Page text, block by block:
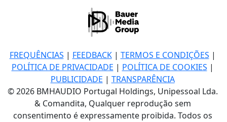
FREQUÊNCIAS | FEEDBACK| TERMOS E CONDIÇÕES |
POLÍTICA DE PRIVACIDADE | POLÍTICA DE COOKIES |
PUBLICIDADE | TRANSPARÊNCIA
© 2026 BMHAUDIO Portugal Holdings, Unipessoal Lda.
& Comandita, Qualquer reprodução sem
consentimento é expressamente proibida. Todos os